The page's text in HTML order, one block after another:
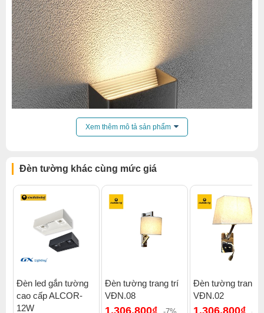
Xem thêm mô tả sản phẩm
Đèn tường khác cùng mức giá
Đèn led gắn tường
cao cấp ALCOR-
12W
Đèn tường trang trí
VĐN.08
1.306.800₫
-7%
Đèn tường trang
VĐN.02
1.306.800₫
-